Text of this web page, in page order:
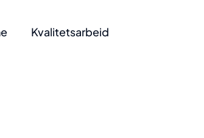
Kvalitetsarbeid